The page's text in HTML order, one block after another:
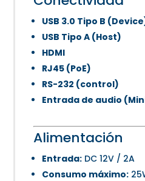
USB 3.0 Tipo B
USB Tipo A (Host)
HDMI
RJ45 (PoE)
RS-232 (control)
Entrada de audio
Alimentación
Entrada: DC 12V / 2A
Consumo máximo: